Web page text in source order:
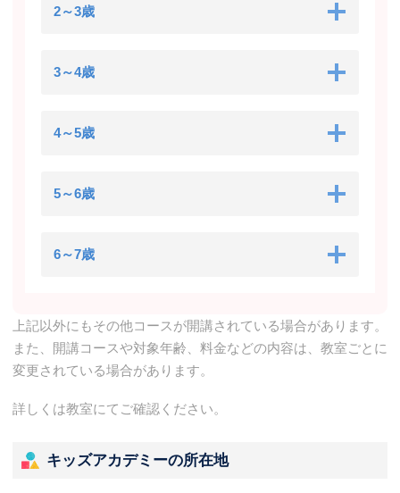
2～3歳
3～4歳
4～5歳
5～6歳
6～7歳
上記以外にもその他コースが開講されている場合があります。
また、開講コースや対象年齢、料金などの内容は、教室ごとに
変更されている場合があります。
詳しくは教室にてご確認ください。
キッズアカデミーの所在地